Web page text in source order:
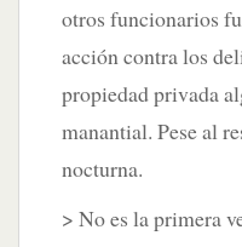
otros funcionarios
acción contra los
propiedad privada
manantial. Pese al
nocturna.
> No es la primera